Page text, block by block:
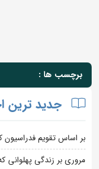
برچسب ها :
جدید ترین
بر اساس تقویم فدراسیون
مروری بر زندگی پهلوانی